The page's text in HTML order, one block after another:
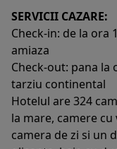
SERVICII CAZARE:
Check-in: de la ora
amiaza
Check-out: pana la
tarziu continental
Hotelul are 324
la mare, camere
camera de zi si un